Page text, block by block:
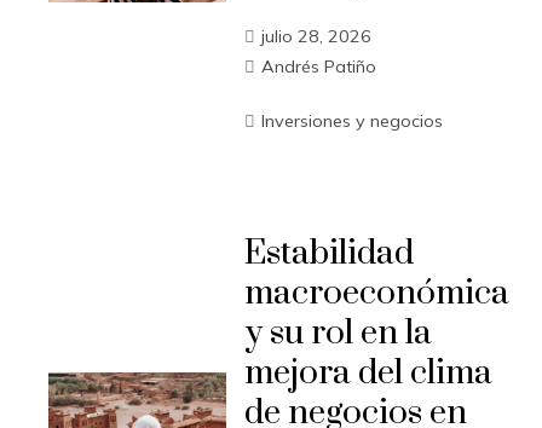
julio 28, 2026
Andrés Patiño
Inversiones y negocios
Estabilidad
macroeconómica
y su rol en la
mejora del clima
de negocios en